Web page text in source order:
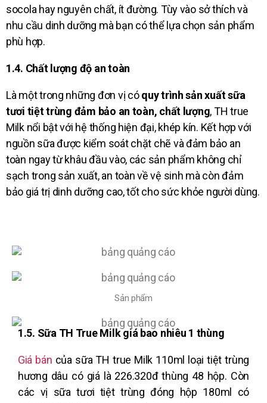
socola hay nguyên chất, ít đường. Tùy vào sở thích và
nhu cầu dinh dưỡng mà bạn có thể lựa chọn sản phẩm
phù hợp.
1.4. Chất lượng độ an toàn
Là một trong những đơn vị cóquy trình sản xuất sữa
tươi tiệt trùng đảm bảo an toàn, chất lượng, TH true
Milk nổi bật với hệ thống hiện đại, khép kín. Kết hợp với
nguồn sữa được kiểm soát chặt chẽ và đảm bảo an
toàn ngay từ khâu đầu vào, các sản phẩm không chỉ
sạch trong sản xuất, an toàn về vệ sinh mà còn đảm
bảo giá trị dinh dưỡng cao, tốt cho sức khỏe người dùng.
Sản phẩm
1.5. Sữa TH True Milk giá bao nhiêu 1 thùng
Giá bán của sữa TH true Milk 110ml loại tiệt trùng
hương dâu có giá là 226.320đ thùng 48 hộp. Còn
các vị sữa tươi tiệt trùng đóng hộp 180ml có